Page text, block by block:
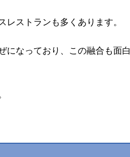
ストランも多くあります。
になっており、この融合も面白